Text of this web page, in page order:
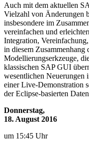
Auch mit dem aktuellen
Vielzahl von Änderungen
insbesondere im
vereinfachen und
Integration,
in diesem Zusammenhang
Modellierungserkzeuge,
klassischen SAP GUI
wesentlichen
einer Live-Demonstration
der Eclipse-basierten
Donnerstag,
18. August 2016
um 15:45 Uhr